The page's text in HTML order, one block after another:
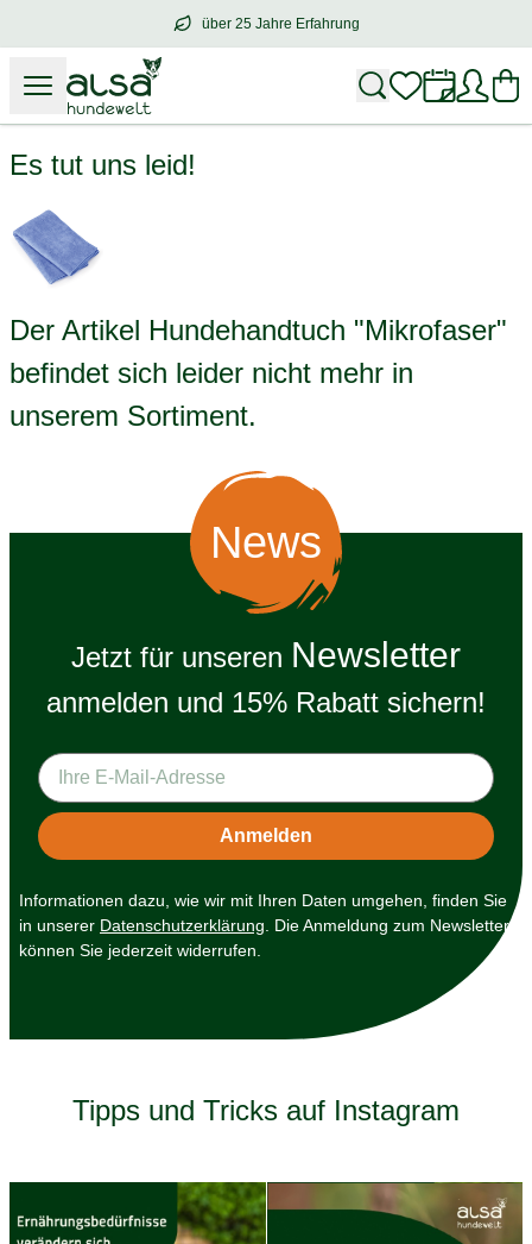
über 25 Jahre Erfahrung
über25 Jahre Erfahrung
Hundehandtuch "Mikrofaser"
Es tut uns leid!
Der Artikel Hundehandtuch "Mikrofaser"
befindet sich leider nicht mehr in
unserem Sortiment.
News
Jetzt für unseren Newsletter
anmelden und 15% Rabatt sichern!
Informationen dazu, wie wir mit Ihren Daten umgehen, finden Sie
in unserer Datenschutzerklärung . Die Anmeldung zum Newsletter
können Sie jederzeit widerrufen.
Tipps und Tricks auf Instagram